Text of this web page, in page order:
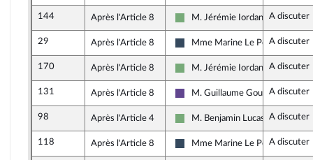
144 Après l'Article 8
Écologiste - NUPES
M. Jérémie IordanoffA discuter
29 Après l'Article 8
Rassemblement National
Mme Marine Le PenA discuter
170 Après l'Article 8
Écologiste - NUPES
M. Jérémie IordanoffA discuter
131 Après l'Article 8
Renaissance
M. Guillaume Gouffier Valente
A discuter
98 Après l'Article 4
Écologiste - NUPES
M. Benjamin Lucas-Lundy
A discuter
118 Après l'Article 8
Rassemblement National
Mme Marine Le PenA discuter